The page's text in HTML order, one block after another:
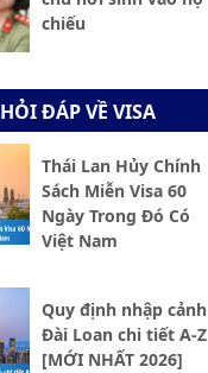
chiếu
HỎI ĐÁP VỀ VISA
Thái Lan Hủy Chính
Sách Miễn Visa 60
Ngày Trong Đó Có
Việt Nam
Quy định nhập cảnh
Đài Loan chi tiết A-Z
[MỚI NHẤT 2026]